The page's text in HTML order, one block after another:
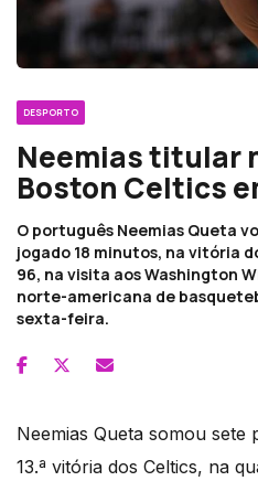
DESPORTO
Neemias titular
Boston Celtics
O português Neemias Queta
jogado 18 minutos, na vitória
96, na visita aos Washington
norte-americana de
sexta-feira.
Neemias Queta somou
13.ª vitória dos Celtics, na